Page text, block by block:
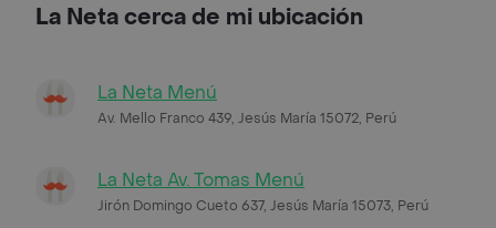
La Neta cerca de mi ubicación
La Neta Menú
Av. Mello Franco 439, Jesús María 15072, Perú
La Neta Av. Tomas Menú
Jirón Domingo Cueto 637, Jesús María 15073, Perú